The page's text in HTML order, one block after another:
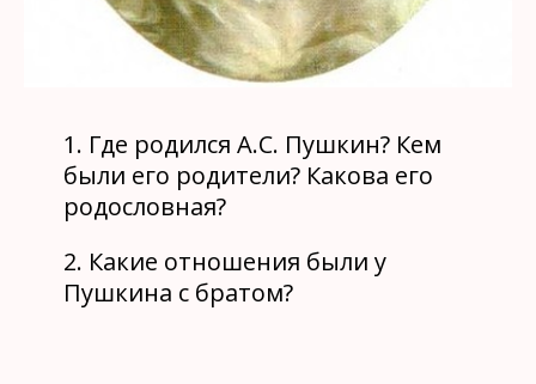
1. Где родился А.С. Пушкин? Кем
были его родители? Какова его
родословная?
2. Какие отношения были у
Пушкина с братом?